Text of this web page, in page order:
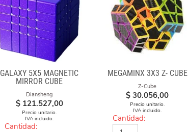
GALAXY 5X5 MAGNETIC
MIRROR CUBE
Diansheng
$ 121.527,00
Precio unitario.
IVA incluido.
Cantidad:
MEGAMINX 3X3 Z- CUBE
Z-Cube
$ 30.056,00
Precio unitario.
IVA incluido.
Cantidad: